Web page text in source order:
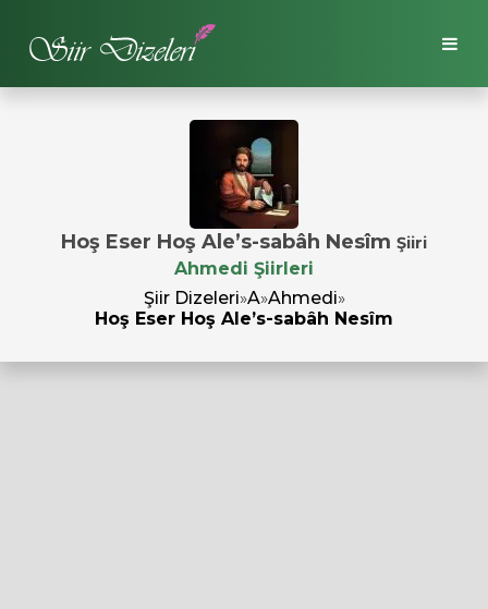
Hoş Eser Hoş Ale’s-sabâh Nesîm Şiiri
Ahmedi Şiirleri
Şiir Dizeleri»A»Ahmedi»
Hoş Eser Hoş Ale’s-sabâh Nesîm